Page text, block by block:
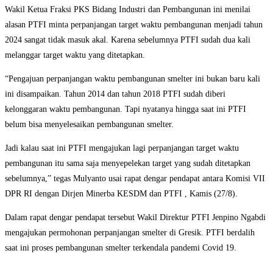
Wakil Ketua Fraksi PKS Bidang Industri dan Pembangunan ini menilai
alasan PTFI minta perpanjangan target waktu pembangunan menjadi tahun
2024 sangat tidak masuk akal. Karena sebelumnya PTFI sudah dua kali
melanggar target waktu yang ditetapkan.
“Pengajuan perpanjangan waktu pembangunan smelter ini bukan baru kali
ini disampaikan. Tahun 2014 dan tahun 2018 PTFI sudah diberi
kelonggaran waktu pembangunan. Tapi nyatanya hingga saat ini PTFI
belum bisa menyelesaikan pembangunan smelter.
Jadi kalau saat ini PTFI mengajukan lagi perpanjangan target waktu
pembangunan itu sama saja menyepelekan target yang sudah ditetapkan
sebelumnya,” tegas Mulyanto usai rapat dengar pendapat antara Komisi VII
DPR RI dengan Dirjen Minerba KESDM dan PTFI , Kamis (27/8).
Dalam rapat dengar pendapat tersebut Wakil Direktur PTFI Jenpino Ngabdi
mengajukan permohonan perpanjangan smelter di Gresik. PTFI berdalih
saat ini proses pembangunan smelter terkendala pandemi Covid 19.